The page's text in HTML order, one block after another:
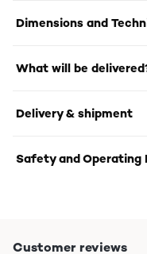
Dimensions and
What will be
Delivery & shipment
Safety and Operating
Customer reviews